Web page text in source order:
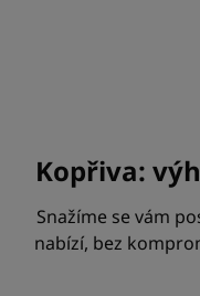
Kopřiva:
Snažíme se vám
nabízí, bez